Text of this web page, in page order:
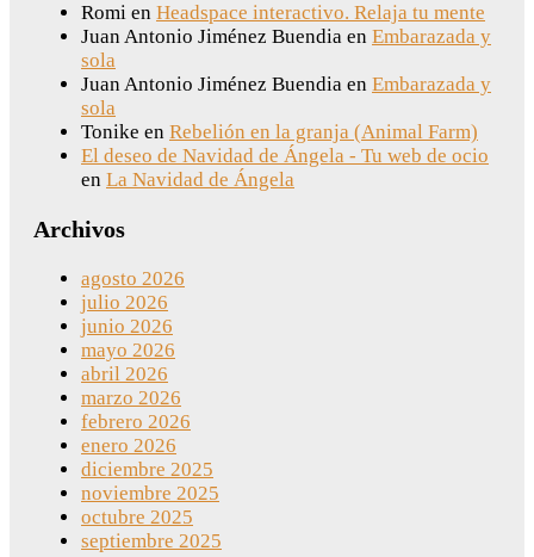
Romi en Headspace interactivo. Relaja tu mente
Juan Antonio Jiménez Buendia en Embarazada y
sola
Juan Antonio Jiménez Buendia en Embarazada y
sola
Tonike en Rebelión en la granja (Animal Farm)
El deseo de Navidad de Ángela - Tu web de ocio
en La Navidad de Ángela
Archivos
agosto 2026
julio 2026
junio 2026
mayo 2026
abril 2026
marzo 2026
febrero 2026
enero 2026
diciembre 2025
noviembre 2025
octubre 2025
septiembre 2025